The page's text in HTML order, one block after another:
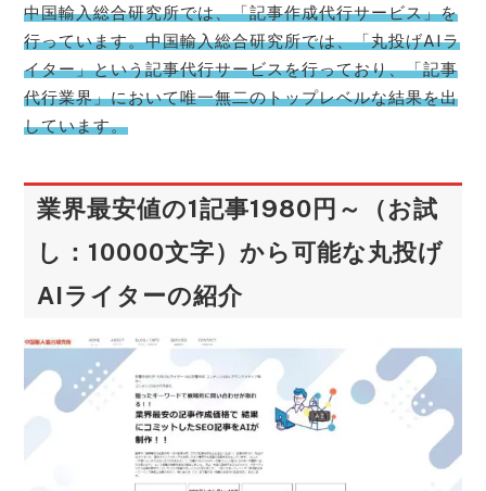
中国輸入総合研究所では、「記事作成代行サービス」を
行っています。中国輸入総合研究所では、「丸投げAIラ
イター」という記事代行サービスを行っており、「記事
代行業界」において唯一無二のトップレベルな結果を出
しています。
業界最安値の1記事1980円～（お試
し：10000文字）から可能な丸投げ
AIライターの紹介